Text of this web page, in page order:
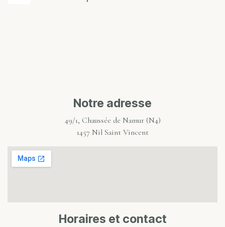
Notre adresse
49/1, Chaussée de Namur (N4)
1457 Nil Saint Vincent
Horaires et contact